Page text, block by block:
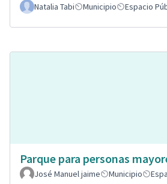
Natalia Tabi Municipio Espacio
Parque para personas
José Manuel jaime
Municipio